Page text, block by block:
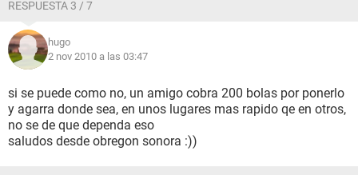
RESPUESTA 3 / 7
hugo
2 nov 2010 a las 03:47
si se puede como no, un amigo cobra 200 bolas por ponerlo
y agarra donde sea, en unos lugares mas rapido qe en otros,
no se de que dependa eso
saludos desde obregon sonora :))